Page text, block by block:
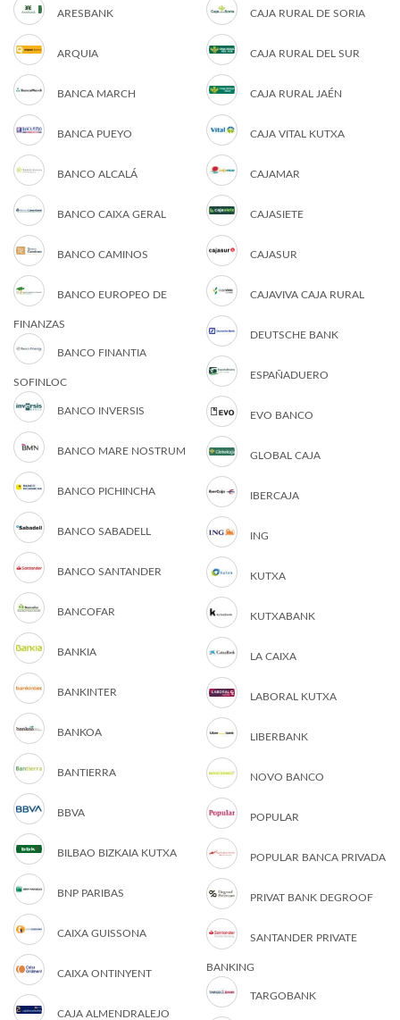
ARESBANK
ARQUIA
BANCA MARCH
BANCA PUEYO
BANCO ALCALÁ
BANCO CAIXA GERAL
BANCO CAMINOS
BANCO EUROPEO DE
FINANZAS
BANCO FINANTIA
SOFINLOC
BANCO INVERSIS
BANCO MARE NOSTRUM
BANCO PICHINCHA
BANCO SABADELL
BANCO SANTANDER
BANCOFAR
BANKIA
BANKINTER
BANKOA
BANTIERRA
BBVA
BILBAO BIZKAIA KUTXA
BNP PARIBAS
CAIXA GUISSONA
CAIXA ONTINYENT
CAJA ALMENDRALEJO
CAJA RURAL DE SORIA
CAJA RURAL DEL SUR
CAJA RURAL JAÉN
CAJA VITAL KUTXA
CAJAMAR
CAJASIETE
CAJASUR
CAJAVIVA CAJA RURAL
DEUTSCHE BANK
ESPAÑADUERO
EVO BANCO
GLOBAL CAJA
IBERCAJA
ING
KUTXA
KUTXABANK
LA CAIXA
LABORAL KUTXA
LIBERBANK
NOVO BANCO
POPULAR
POPULAR BANCA PRIVADA
PRIVAT BANK DEGROOF
SANTANDER PRIVATE
BANKING
TARGOBANK